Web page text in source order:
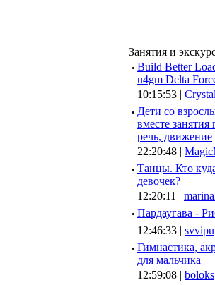
Занятия и
· Build Better
u4gm Delta
10:15:53 |
· Дети со
вместе занятия
речь, движение
22:20:48 |
· Танцы. Кто
девочек?
12:20:11 |
· Пардаугава -
12:46:33 | svvipu
· Гимнастика,
для мальчика
12:59:08 | boloks